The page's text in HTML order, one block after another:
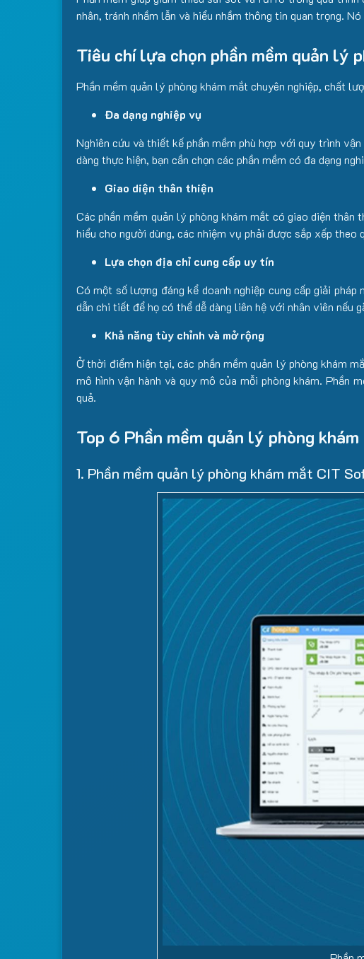
nhân, tránh nhầm lẫn và hiểu nhầm thông tin quan trọng.
Tiêu chí lựa chọn phần mềm quản lý
Phần mềm quản lý phòng khám mắt chuyên nghiệp, chất
Đa dạng nghiệp vụ
Nghiên cứu và thiết kế phần mềm phù hợp với quy trình
dàng thực hiện, bạn cần chọn các phần mềm có đa dạng
Giao diện thân thiện
Các phần mềm quản lý phòng khám mắt có giao diện thân
hiểu cho người dùng, các nhiệm vụ phải được sắp xếp
Lựa chọn địa chỉ cung cấp uy tín
Có một số lượng đáng kể doanh nghiệp cung cấp giải
dẫn chi tiết để họ có thể dễ dàng liên hệ với nhân viên nếu
Khả năng tùy chỉnh và mở rộng
Ở thời điểm hiện tại, các phần mềm quản lý phòng khám
mô hình vận hành và quy mô của mỗi phòng khám. Phần
quả.
Top 6 Phần mềm quản lý phòng
1. Phần mềm quản lý phòng khám mắt CIT